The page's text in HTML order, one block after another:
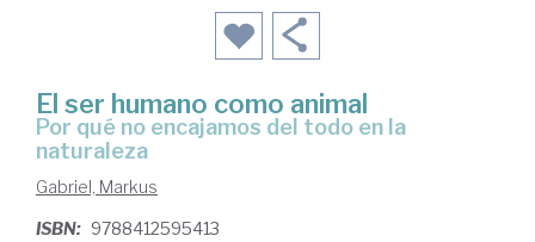
El ser humano como animal
por qué no encajamos del todo en la
naturaleza
Gabriel, Markus
ISBN: 9788412595413